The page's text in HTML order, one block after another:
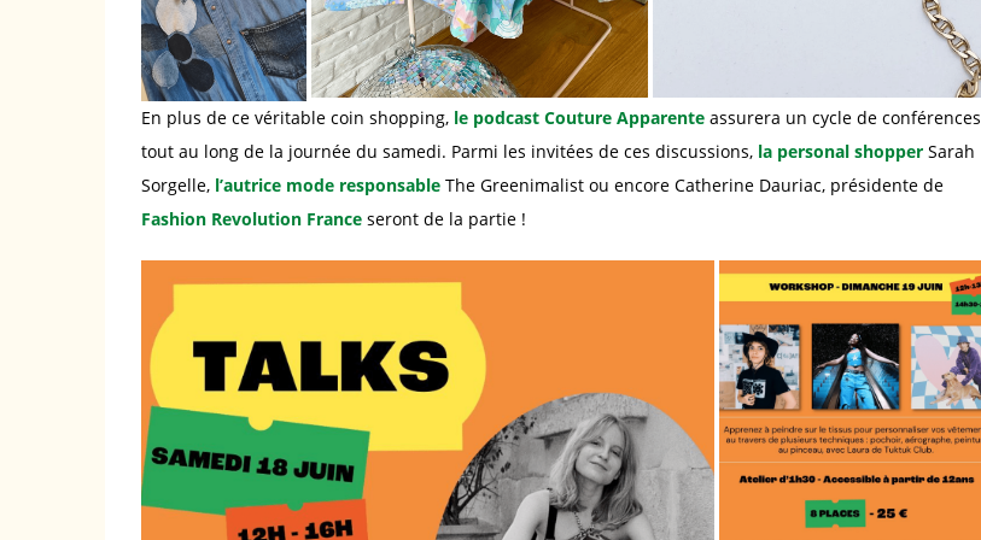
En plus de ce véritable coin shopping, le podcast Couture Apparente assurera un cycle de conférences
tout au long de la journée du samedi. Parmi les invitées de ces discussions, la personal shopper Sarah
Sorgelle, l’autrice mode responsable The Greenimalist ou encore Catherine Dauriac, présidente de
Fashion Revolution France seront de la partie !